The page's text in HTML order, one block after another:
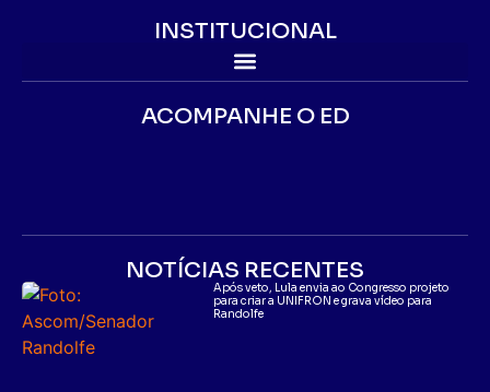
INSTITUCIONAL
ACOMPANHE O ED
NOTÍCIAS RECENTES
Após veto, Lula envia ao Congresso projeto
para criar a UNIFRON e grava vídeo para
Randolfe